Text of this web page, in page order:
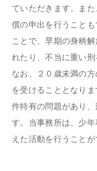
ていただきます。ま
償の申出を行うこと
ことで、早期の身柄
れたり、不当に重い
なお、２０歳未満の
を受けることとなり
件特有の問題があり
す。当事務所は、少
えた活動を行うことが